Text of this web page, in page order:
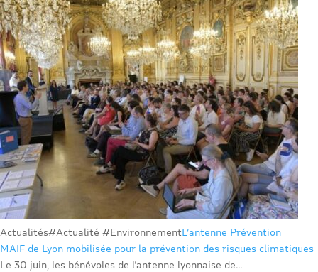
Actualités#Actualité #EnvironnementL’antenne Prévention
MAIF de Lyon mobilisée pour la prévention des risques climatiques
Le 30 juin, les bénévoles de l’antenne lyonnaise de...